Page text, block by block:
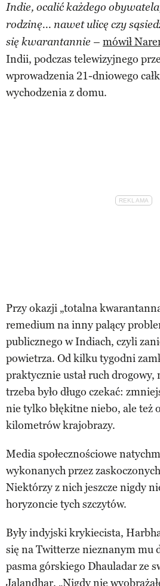
Indie, ocalić każdego
rodzinę... nawet ulicę czy
się kwarantannie – mówił
Indii, podczas telewizyjnego
wprowadzenia 21-dniowego
wychodzenia z domu.
Przy okazji „totalna
remedium na inny palący
publicznego w Indiach, czyli
powietrza. Od kilku tygodni
praktycznie ustał ruch drogowy,
trzeba było długo czekać:
nie tylko błękitne niebo, ale też
kilometrów krajobrazy.
Media społecznościowe
wykonanych przez
Niektórzy z nich jeszcze nigdy
horyzoncie tych szczytów.
Były indyjski krykiecista,
się na Twitterze nieznanym mu
pasma górskiego Dhauladar ze
Jalandhar. „Nigdy nie